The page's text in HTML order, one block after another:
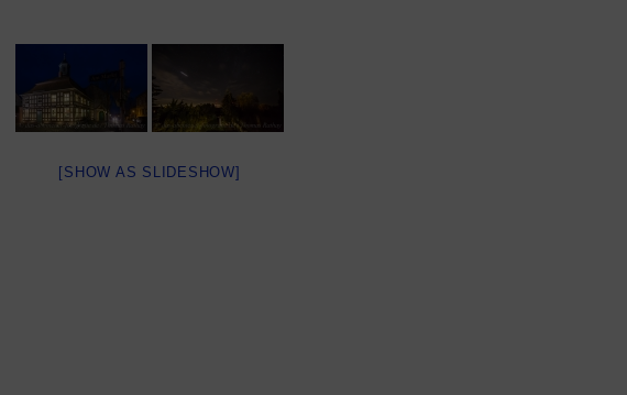
[SHOW AS SLIDESHOW]